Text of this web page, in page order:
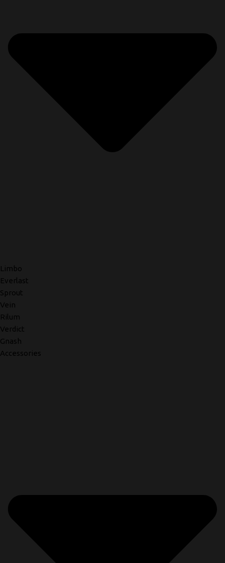
Limbo
Everlast
Sprout
Vein
Rilum
Verdict
Gnash
Accessories